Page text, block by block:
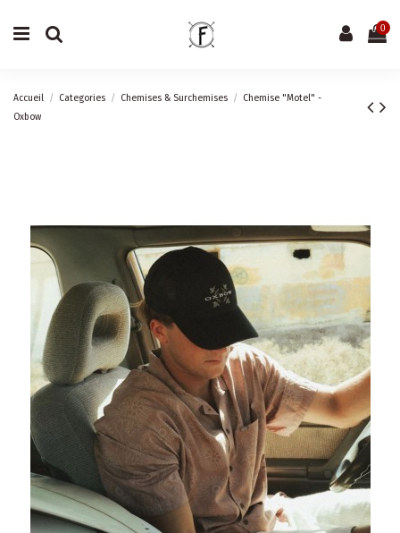
0
Accueil Categories Chemises & Surchemises
Chemise "Motel" -
Oxbow